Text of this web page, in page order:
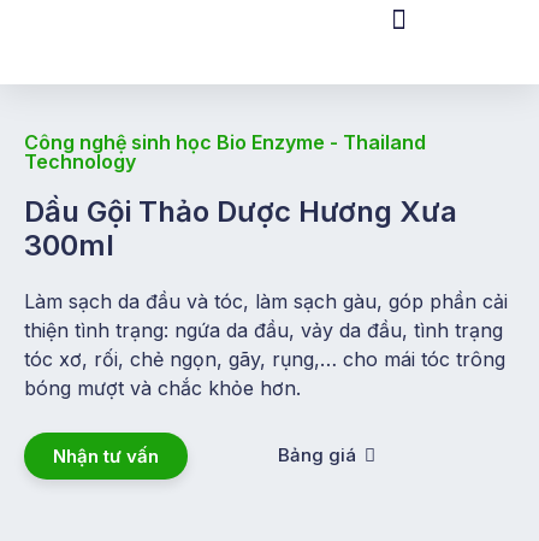
Công nghệ sinh học Bio Enzyme - Thailand
Technology
Dầu Gội Thảo Dược Hương Xưa
300ml
Làm sạch da đầu và tóc, làm sạch gàu, góp phần cải
thiện tình trạng: ngứa da đầu, vảy da đầu, tình trạng
tóc xơ, rối, chẻ ngọn, gãy, rụng,… cho mái tóc trông
bóng mượt và chắc khỏe hơn.
Nhận tư vấn Bảng giá